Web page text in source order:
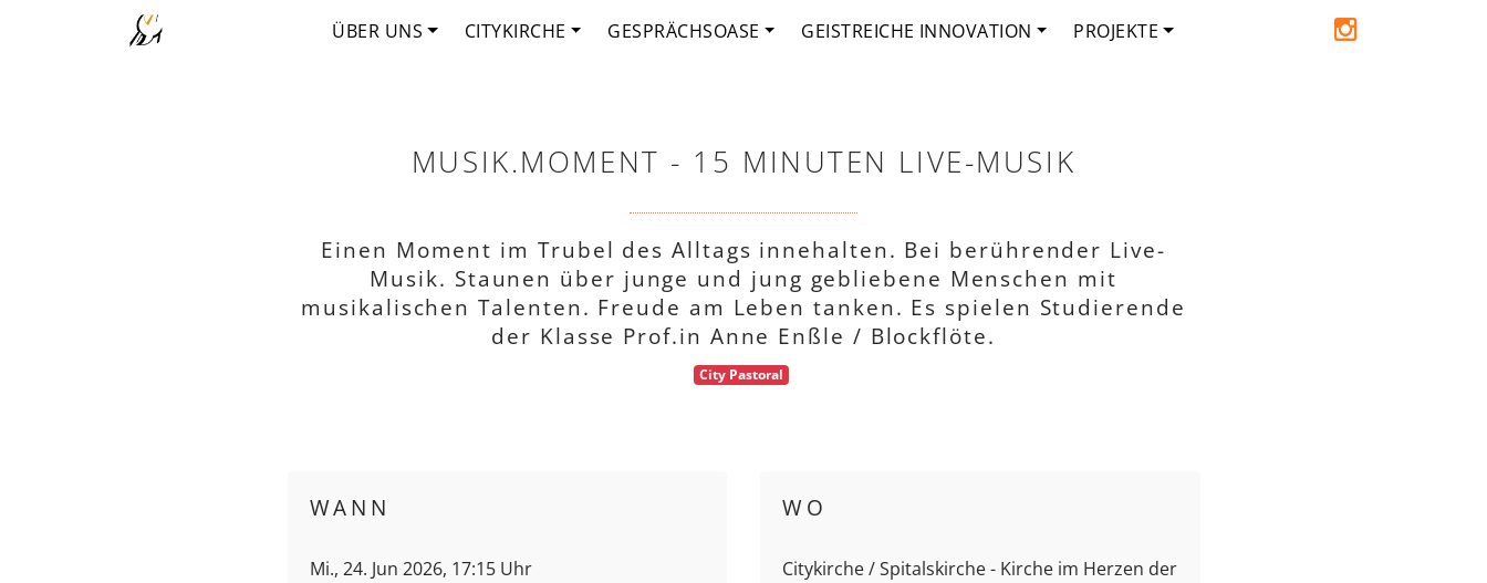
ÜBER UNS CITYKIRCHE GESPRÄCHSOASE GEISTREICHE INNOVATION PROJEKTE
MUSIK.MOMENT - 15 MINUTEN LIVE-MUSIK
Einen Moment im Trubel des Alltags innehalten. Bei berührender Live-
Musik. Staunen über junge und jung gebliebene Menschen mit
musikalischen Talenten. Freude am Leben tanken. Es spielen Studierende
der Klasse Prof.in Anne Enßle / Blockflöte.
City Pastoral
WANN
Mi., 24. Jun 2026, 17:15 Uhr
WO
Citykirche / Spitalskirche - Kirche im Herzen der